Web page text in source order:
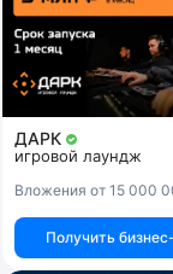
ДАРК
игровой лаундж
Вложения от 15 000
Получить